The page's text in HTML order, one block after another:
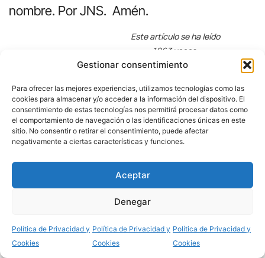
Gestionar consentimiento
Para ofrecer las mejores experiencias, utilizamos tecnologías como las
cookies para almacenar y/o acceder a la información del dispositivo. El
consentimiento de estas tecnologías nos permitirá procesar datos como
el comportamiento de navegación o las identificaciones únicas en este
sitio. No consentir o retirar el consentimiento, puede afectar
negativamente a ciertas características y funciones.
Aceptar
Denegar
Política de Privacidad y
Cookies
Política de Privacidad y
Cookies
Política de Privacidad y
Cookies
nombre. Por JNS. Amén.
Este artículo se ha leído
1063 veces.
Deja una respuesta
Tu dirección de correo electrónico no será
publicada. Los campos obligatorios están
marcados con*
Comentario*